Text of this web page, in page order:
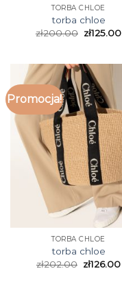
TORBA CHLOE
torba chloe
zł200.00 zł125.00
Promocja!
TORBA CHLOE
torba chloe
zł202.00 zł126.00